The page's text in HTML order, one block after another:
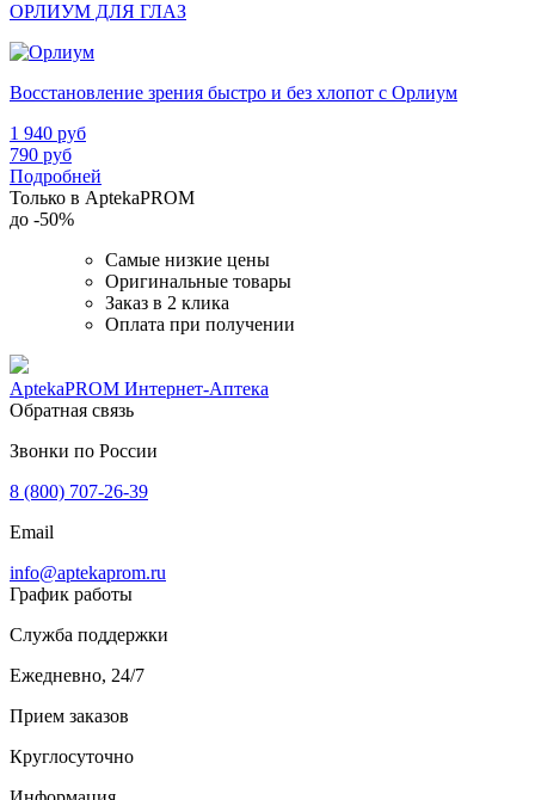
ОРЛИУМ ДЛЯ ГЛАЗ
Восстановление зрения быстро и без хлопот с Орлиум
1 940 руб
790 руб
Подробней
Только в AptekaPROM
до -50%
Самые низкие цены
Оригинальные товары
Заказ в 2 клика
Оплата при получении
AptekaPROM Интернет-Аптека
Обратная связь
Звонки по России
8 (800) 707-26-39
Email
info@aptekaprom.ru
График работы
Служба поддержки
Ежедневно, 24/7
Прием заказов
Круглосуточно